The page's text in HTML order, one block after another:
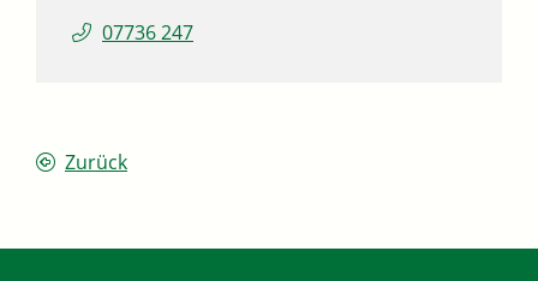
07736 247
Zurück